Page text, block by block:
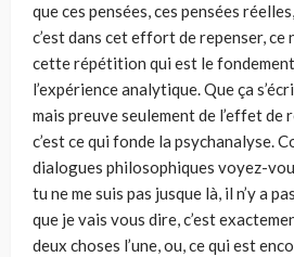
que ces pensées, ces pensées
c’est dans cet effort de repenser, ce
cette répétition qui est le
l’expérience analytique. Que ça
mais preuve seulement de l’effet de
c’est ce qui fonde la psychanalyse.
dialogues philosophiques voyez-
tu ne me suis pas jusque là, il n’y a
que je vais vous dire, c’est
deux choses l’une, ou, ce qui est